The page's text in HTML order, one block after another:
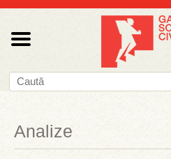
Analize